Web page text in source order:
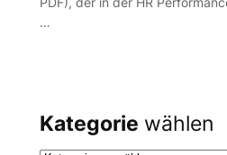
…
Kategorie wählen